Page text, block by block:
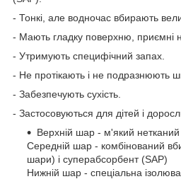
- Тонкі, але водночас вбирають
- Мають гладку поверхню, приємні
- Утримують специфічний запах.
- Не протікають і не подразнюють
- Забезпечують сухість.
- Застосовуються для дітей і
Верхній шар - м'який
Середній шар - комбінований
шари) і суперабсорбент (SAP)
Нижній шар - спеціальна